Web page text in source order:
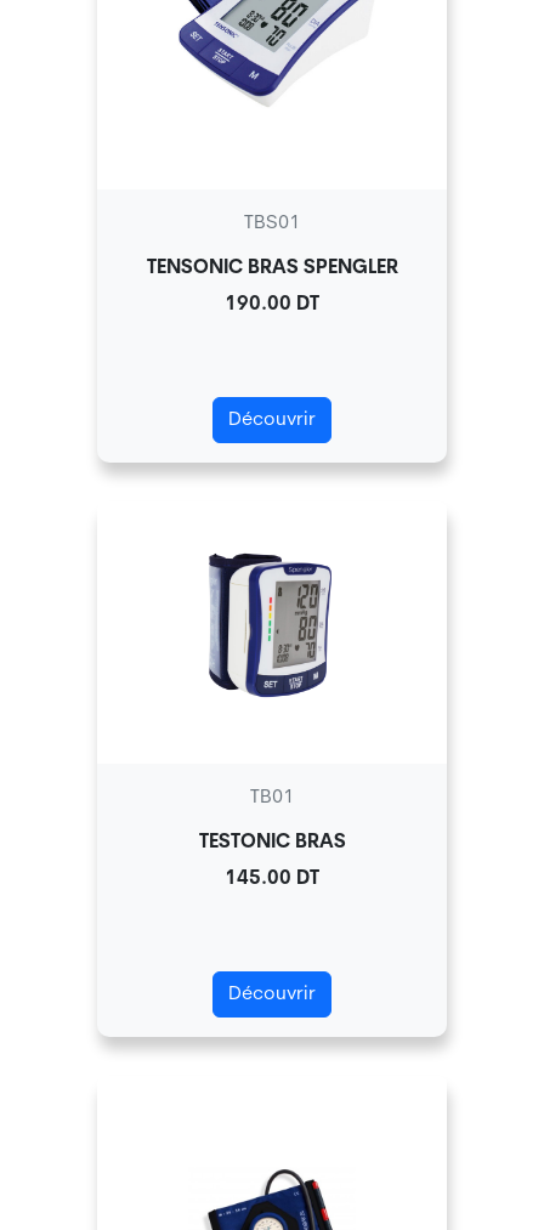
TBS01
TENSONIC BRAS SPENGLER
190.00 DT
Découvrir
TB01
TESTONIC BRAS
145.00 DT
Découvrir